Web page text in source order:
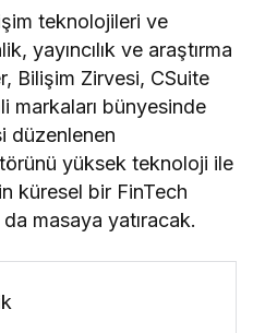
teknolojileri ve
yayıncılık ve araştırma
Bilişim Zirvesi, CSuite
markaları bünyesinde
düzenlenen
yüksek teknoloji ile
küresel bir FinTech
masaya yatıracak.